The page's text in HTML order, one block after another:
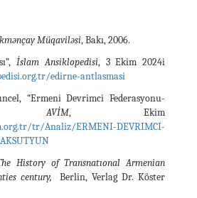
Müqaviləsi, Bakı, 2006.
İslam Ansiklopedisi, 3 Ekim 2024i
edirne-antlasmasi
“Ermeni Devrimci Federasyonu-
AVİM, Ekim
tr/Analiz/ERMENI-DEVRIMCI-
History of Transnatıonal Armenian
century,
Berlin, Verlag Dr. Köster